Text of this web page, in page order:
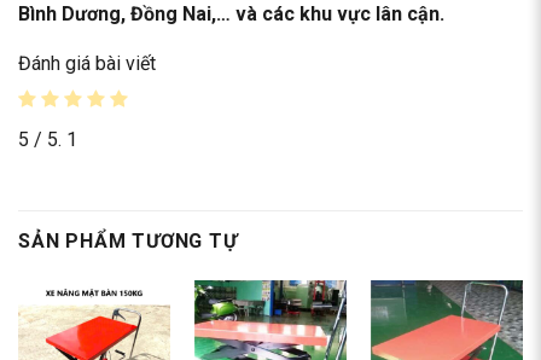
Bình Dương, Đồng Nai,… và các khu vực lân cận.
Đánh giá bài viết
5 / 5. 1
SẢN PHẨM TƯƠNG TỰ